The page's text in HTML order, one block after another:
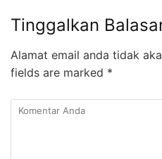
Tinggalkan
Alamat email anda tidak
fields are marked *